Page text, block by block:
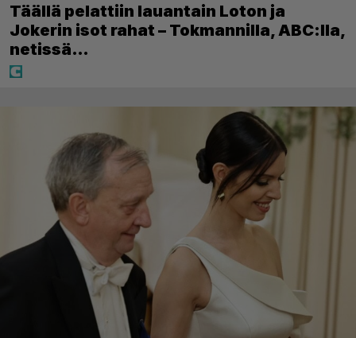
Täällä pelattiin lauantain Loton ja
Jokerin isot rahat – Tokmannilla, ABC:lla,
netissä…